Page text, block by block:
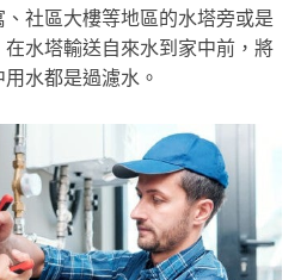
社區大樓等地區的水塔旁或是
水塔輸送自來水到家中前，將
水都是過濾水。